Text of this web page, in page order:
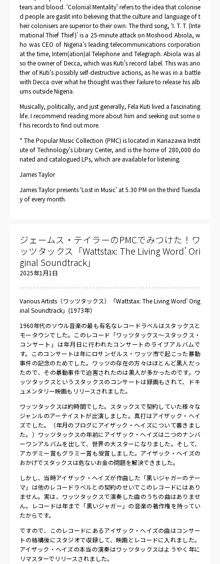
tears and blood. ‘Colonial Mentality’ refers to the idea that colonise
d people are gaslit into believing that the culture and language of t
heir colonisers are superior to their own. The third song, ‘I. T. T. (Inte
rnational Thief Thief)’ is a 25-minute attack on Moshood Abiola, w
ho was CEO of Nigeria’s leading telecommunications corporation
at the time, Intern(ation)al Telephone and Telegraph. Abiola was al
so the owner of Decca, which was Kuti’s record label. This was ano
ther of Kuti’s possibly self-destructive actions, as he was in a battle
with Decca over what he thought was their failure to release his alb
ums outside Nigeria.
Musically, politically, and just generally, Fela Kuti lived a fascinating
life. I recommend reading more about him and seeking out some o
f his records to find out more.
* The Popular Music Collection (PMC) is located in Kanazawa Instit
ute of Technology’s Library Center, and is the home of 280,000 do
nated and catalogued LPs, which are available for listening.
James Taylor
James Taylor presents ‘Lost in Music’ at 5.30 PM on the third Tuesda
y of every month.
ジェームス・テイラーのPMCでみつけた！ワ
ッツタックス「Wattstax: The Living Word’ Ori
ginal Soundtrack」
2025年1月1日
Various Artists（ワッツタックス）「Wattstax: The Living Word’ Orig
inal Soundtrack」(1973年）
1960年代のソウル音楽の最も有名なレコードラベルはスタックスと
モータウンでした。このレコード「ワッツタックス～スタックス・
コンサート」は年月日に行われたコンサートのライブアルバムで
す。このコンサートは年にロサンゼルス・ワッツ市で起こった暴動
事件の記念のためでした。ワッツの存在の方々はほとんど黒人だっ
たので、その暴動事件で迫害されたのは黒人が多かったのです。ワ
ッツタックスというスタックスのコンサートは録画もされて、ドキ
ュメンタリー映画もリリースされました。
ワッツタックスは約時間でした。スタックスで契約していた様々な
ジャンルのアーテイストが出演しました。真打はアイザック・ヘイ
ズでした。（年月のブログにアイザック・ヘイズについて書きまし
た。）ワッツタックスの年前にアイザック・ヘイズは二つのナンバ
ーワンアルバムを出して、世界の大スターになりました。そして、
アカデミー賞もグラミー賞も受賞しました。アイザック・ヘイズの
おかげでスタックスは危ないお金の問題を解決できました。
しかし、当時アイザック・ヘイズが作曲した「黒いジャガーのテー
マ」は他のレコードラベルとの契約のせいでこのレコードにはあり
ません。実は、ワッツタックスで演奏した曲のうちの曲はありませ
ん。レコードは年まで「黒いジャガー」の音楽の著作権を持ってい
たからです。
ですので、このレコードにあるアイザック・ヘイズの曲はコンサー
トの結構後にスタジオで収録して、映画とレコードに入れました。
アイザック・ヘイズの本当の演奏はワッツタックスはようやく年に
リマスターでリリースされました。